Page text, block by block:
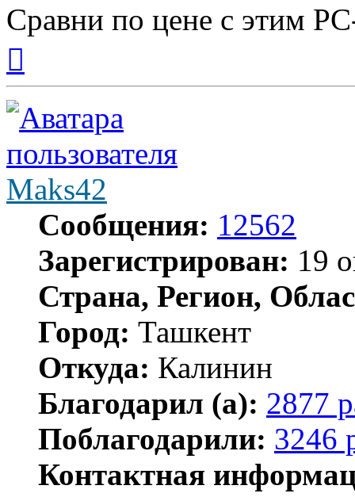
Сравни по цене с этим
началу
Maks42
Сообщения: 12562
Зарегистрирован: 19
Страна, Регион,
Город: Ташкент
Откуда: Калинин
Благодарил (а): 2877
Поблагодарили: 3246
Контактная